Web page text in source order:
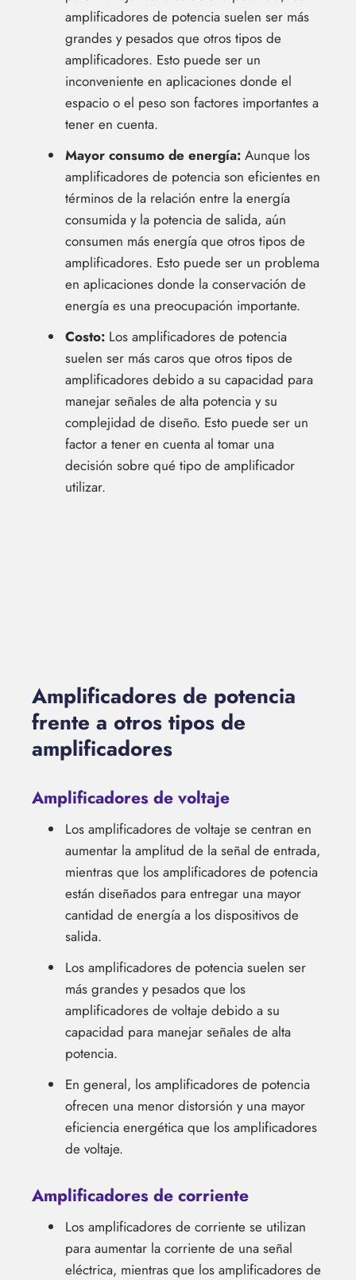
amplificadores de potencia suelen ser más
grandes y pesados que otros tipos de
amplificadores. Esto puede ser un
inconveniente en aplicaciones donde el
espacio o el peso son factores importantes a
tener en cuenta.
Mayor consumo de energía: Aunque los
amplificadores de potencia son eficientes en
términos de la relación entre la energía
consumida y la potencia de salida, aún
consumen más energía que otros tipos de
amplificadores. Esto puede ser un problema
en aplicaciones donde la conservación de
energía es una preocupación importante.
Costo: Los amplificadores de potencia
suelen ser más caros que otros tipos de
amplificadores debido a su capacidad para
manejar señales de alta potencia y su
complejidad de diseño. Esto puede ser un
factor a tener en cuenta al tomar una
decisión sobre qué tipo de amplificador
utilizar.
Amplificadores de potencia
frente a otros tipos de
amplificadores
Amplificadores de voltaje
Los amplificadores de voltaje se centran en
aumentar la amplitud de la señal de entrada,
mientras que los amplificadores de potencia
están diseñados para entregar una mayor
cantidad de energía a los dispositivos de
salida.
Los amplificadores de potencia suelen ser
más grandes y pesados que los
amplificadores de voltaje debido a su
capacidad para manejar señales de alta
potencia.
En general, los amplificadores de potencia
ofrecen una menor distorsión y una mayor
eficiencia energética que los amplificadores
de voltaje.
Amplificadores de corriente
Los amplificadores de corriente se utilizan
para aumentar la corriente de una señal
eléctrica, mientras que los amplificadores de